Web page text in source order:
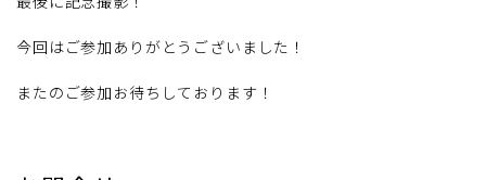
今回はご参加ありがとうございました！
またのご参加お待ちしております！